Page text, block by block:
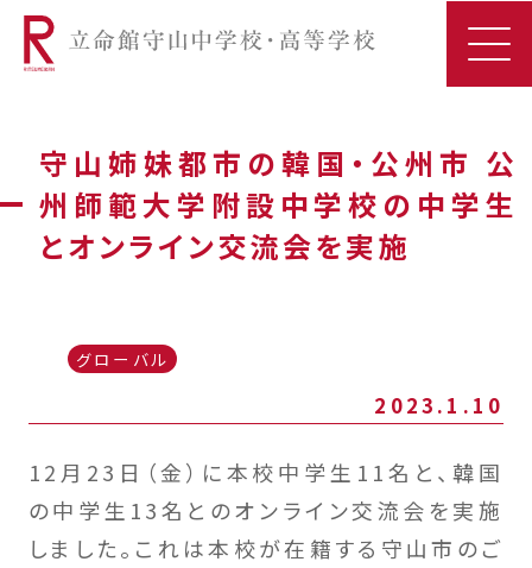
守山姉妹都市の韓国・公州市 公
州師範大学附設中学校の中学生
とオンライン交流会を実施
グローバル
2023.1.10
12月23日（金）に本校中学生11名と、韓国
の中学生13名とのオンライン交流会を実施
しました。これは本校が在籍する守山市のご